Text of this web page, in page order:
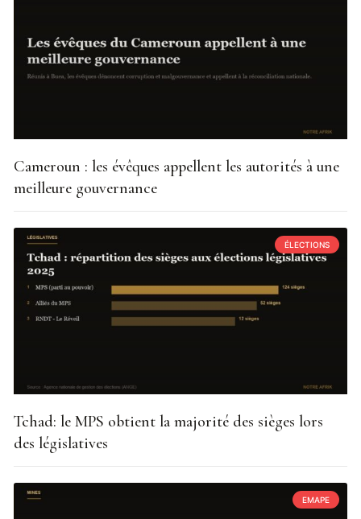
Cameroun : les évêques appellent les autorités à une
meilleure gouvernance
ÉLECTIONS
Tchad: le MPS obtient la majorité des sièges lors
des législatives
EMAPE